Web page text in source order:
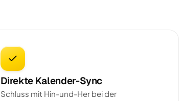
Direkte Kalender-Sync
Schluss mit Hin-und-Her bei der